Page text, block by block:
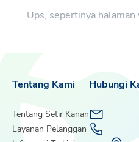
Ups, sepertinya halaman
Tentang Kami
Tentang Setir Kanan
Layanan Pelanggan
Hubungi